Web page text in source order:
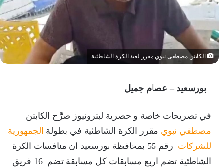
الكابتن مصطفى نبوي مقرر لعبة الكرة الشاطئية
بورسعيد – عصام جميل
في تصريحات خاصة و حصرية لبترونيوز صرَّح الكابتن
مصطفي نبوي مقرر الكرة الشاطئية في بطولة الجمهورية
للشركات
رقم 55 بمحافظة بورسعيد ان منافسات الكرة
الشاطئية تضم اربع مسابقات كل مسابقة تضم 16 فريق